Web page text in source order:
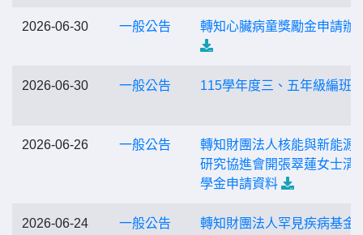
2026-06-30 一般公告 轉知心臟病童獎勵金申請辦
2026-06-30 一般公告 115學年度三、五年級編班
2026-06-26 一般公告
轉知財團法人核能與新能源
研究協進會開張翠蓮女士清
學金申請資料
2026-06-24 一般公告
轉知財團法人罕見疾病基金